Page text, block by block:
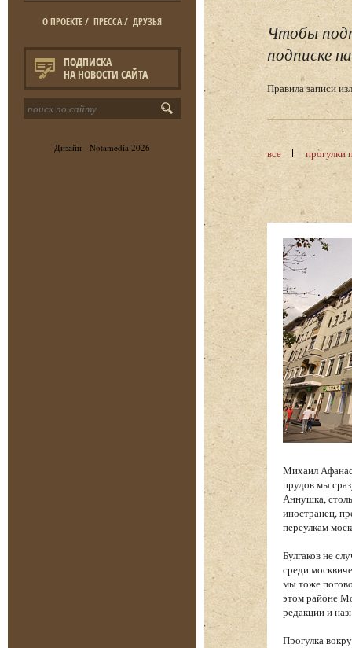
О ПРОЕКТЕ/ ПРЕССА/ ДРУЗЬЯ
ПОДПИСКА
НА НОВОСТИ САЙТА
Дизайн - Notamedia 2026
Чтобы
подписке
Правила записи
все прогулки
Михаил
прудов мы
Аннушка,
иностранец,
переулкам
Булгаков не
среди
мы тоже
этом районе
редакции и
Прогулка